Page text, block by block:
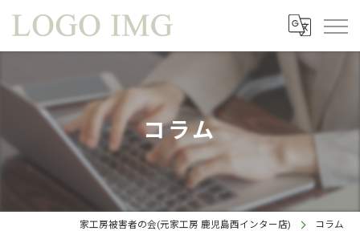
コラム
家工房被害者の会(元家工房 鹿児島西インター店) コラム